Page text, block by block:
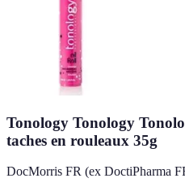
Tonology Tonology
taches en rouleaux 35g
DocMorris FR (ex DoctiPharma